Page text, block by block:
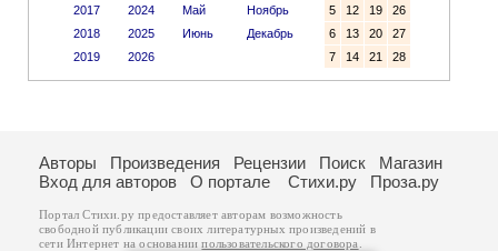
2017
2018
2019
2024
2025
2026
Май
Ноябрь
Июнь
Декабрь
5
12 19
26
6
13 20
27
7
14 21 28
Авторы Произведения Рецензии Поиск
Магазин
Вход для авторов
О портале Стихи.ру Проза.ру
Портал Стихи.ру предоставляет авторам возможность
свободной публикации своих литературных произведений в
сети Интернет на основаниипользовательского договора